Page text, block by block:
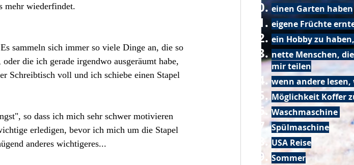
mehr wiederfindet.
sammeln sich immer so viele Dinge an, die so
die ich gerade irgendwo ausgeräumt habe,
Schreibtisch voll und ich schiebe einen Stapel
so dass ich mich sehr schwer motivieren
erledigen, bevor ich mich um die Stapel
anderes wichtigeres...
einen Garten haben
eigene Früchte
ein Hobby zu
nette Menschen,
mir teilen
wenn andere lesen,
Möglichkeit Koffer
Waschmaschine
Spülmaschine
USA Reise
Sommer